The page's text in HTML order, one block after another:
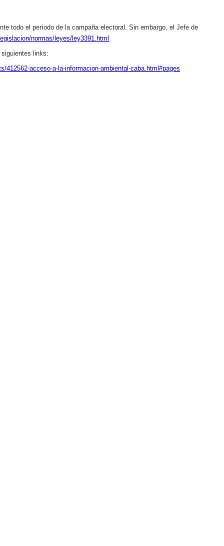
todo el período de la campaña electoral. Sin embargo, el Jefe de
normas/leyes/ley3391.html
links:
412562-acceso-a-la-informacion-ambiental-caba.html#pages